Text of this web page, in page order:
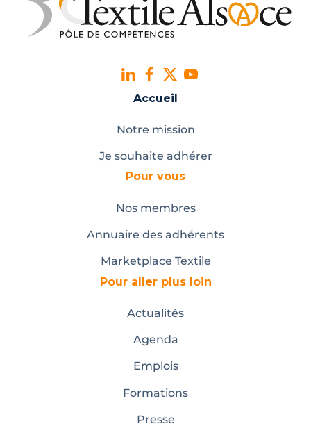
Accueil
Notre mission
Je souhaite adhérer
Pour vous
Nos membres
Annuaire des adhérents
Marketplace Textile
Pour aller plus loin
Actualités
Agenda
Emplois
Formations
Presse